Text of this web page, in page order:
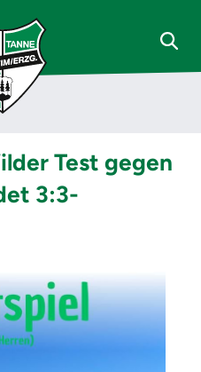
Test gegen
3:3-